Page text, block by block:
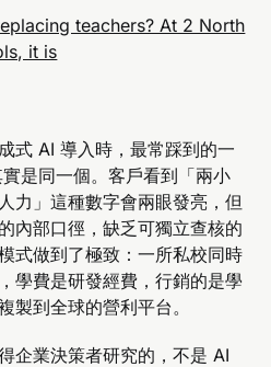
teachers? At 2 North
it is
式 AI 導入時，最常踩到的一
是同一個。客戶看到「兩小
力」這種數字會兩眼發亮，但
內部口徑，缺乏可獨立查核的
式做到了極致：一所私校同時
學費是研發經費，行銷的是學
製到全球的營利平台。
企業決策者研究的，不是 AI